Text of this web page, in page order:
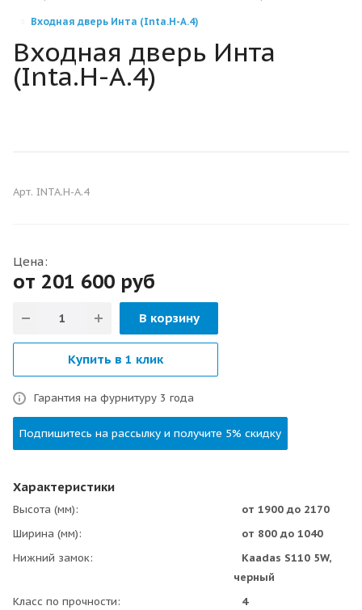
Входная дверь Инта (Inta.H-А.4)
Входная дверь Инта
(Inta.H-А.4)
ТЁПЛЫЕ ДВЕРИ
Арт. INTA.H-А.4
Цена:
от 201 600 руб
В корзину
Купить в 1 клик
Гарантия на фурнитуру 3 года
Подпишитесь на рассылку и получите 5% скидку
Характеристики
Высота (мм)
от 1900 до 2170
Ширина (мм)
от 800 до 1040
Нижний замок
Kaadas S110 5W,
черный
Класс по прочности
4